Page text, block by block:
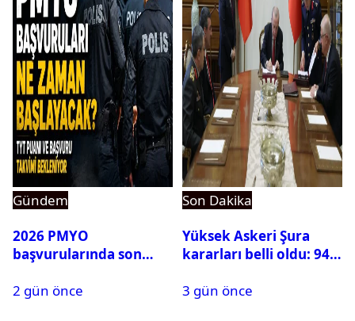
Gündem
2026 PMYO
başvurularında son
2 gün önce
Son Dakika
Yüksek Askeri Şura
kararları belli oldu: 94
3 gün önce